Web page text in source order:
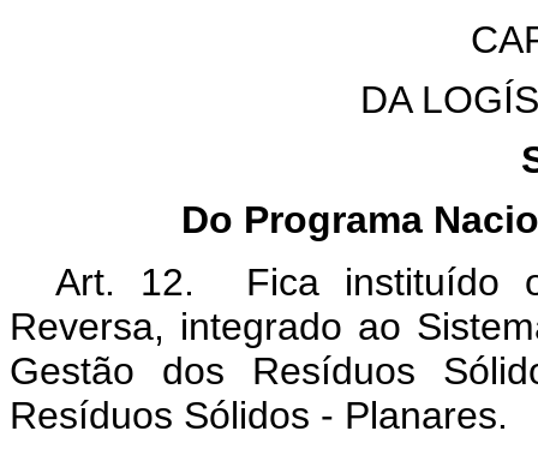
DA
Do Programa
Art. 12. Fica instituído
Reversa, integrado ao
Gestão dos Resíduos
Resíduos Sólidos - Planares.